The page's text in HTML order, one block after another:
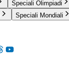
Speciali Olimpiadi
Speciali Mondiali